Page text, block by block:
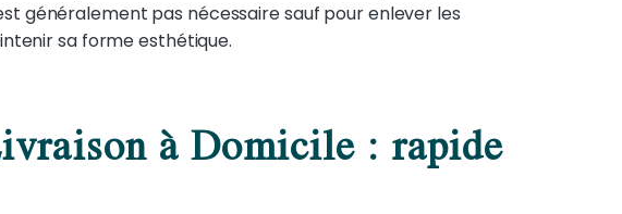
généralement pas nécessaire sauf pour enlever les
sa forme esthétique.
à Domicile : rapide